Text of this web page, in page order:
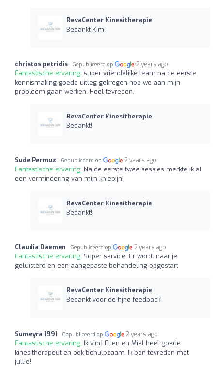
RevaCenter Kinesitherapie
Bedankt Kim!
christos petridis Gepubliceerd op 2 years ago
Fantastische ervaring: super vriendelijke team na de eerste
kennismaking goede uitleg gekregen hoe we aan mijn
probleem gaan werken. Heel tevreden.
RevaCenter Kinesitherapie
Bedankt!
Sude Permuz Gepubliceerd op 2 years ago
Fantastische ervaring: Na de eerste twee sessies merkte ik al
een vermindering van mijn kniepijn!
RevaCenter Kinesitherapie
Bedankt!
Claudia Daemen Gepubliceerd op 2 years ago
Fantastische ervaring: Super service. Er wordt naar je
geluisterd en een aangepaste behandeling opgestart
RevaCenter Kinesitherapie
Bedankt voor de fijne feedback!
Sumeyra 1991 Gepubliceerd op 2 years ago
Fantastische ervaring: Ik vind Elien en Miel heel goede
kinesitherapeut en ook behulpzaam. Ik ben tevreden met
jullie!